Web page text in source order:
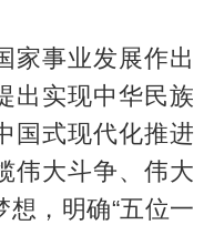
事业发展作出
出实现中华民族
国式现代化推进
伟大斗争、伟大
，明确“五位一